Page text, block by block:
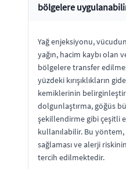
bölgelere
Yağ enjeksiyonu,
yağın, hacim kaybı olan
bölgelere transfer
yüzdeki kırışıklıkların
kemiklerinin
dolgunlaştırma, göğüs
şekillendirme gibi çeşitli
kullanılabilir. Bu
sağlaması ve alerji
tercih edilmektedir.